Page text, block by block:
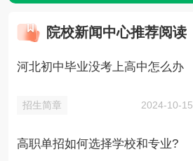
院校新闻中心推荐阅读
河北初中毕业没考上高中怎么办
招生简章 2024-10-15
高职单招如何选择学校和专业?